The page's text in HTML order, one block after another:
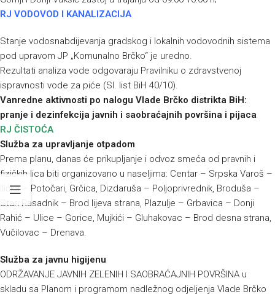
RJ VODOVOD I KANALIZACIJA
Stanje vodosnabdijevanja gradskog i lokalnih vodovodnih sistema
pod upravom JP „Komunalno Brčko“ je uredno.
Rezultati analiza vode odgovaraju Pravilniku o zdravstvenoj
ispravnosti vode za piće (Sl. list BiH 40/10).
Vanredne aktivnosti po nalogu Vlade Brčko distrikta BiH:
pranje i dezinfekcija javnih i saobraćajnih površina i pijaca
RJ ČISTOĆA
Služba za upravljanje otpadom
Prema planu, danas će prikupljanje i odvoz smeća od pravnih i
fizičkih lica biti organizovano u naseljima: Centar – Srpska Varoš –
Ilićka – Potočari, Grčica, Dizdaruša – Poljoprivrednik, Broduša –
Stari Rasadnik – Brod lijeva strana, Plazulje – Grbavica – Donji
Rahić – Ulice – Gorice, Mujkići – Gluhakovac – Brod desna strana,
Vučilovac – Drenava.
Služba za javnu higijenu
ODRŽAVANJE JAVNIH ZELENIH I SAOBRAĆAJNIH POVRŠINA u
skladu sa Planom i programom nadležnog odjeljenja Vlade Brčko